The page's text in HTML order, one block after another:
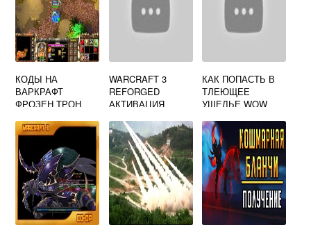
КОДЫ НА
ВАРКРАФТ
ФРОЗЕН ТРОН
WARCRAFT 3
REFORGED
АКТИВАЦИЯ
КАК ПОПАСТЬ В
ТЛЕЮЩЕЕ
УЩЕЛЬЕ WOW